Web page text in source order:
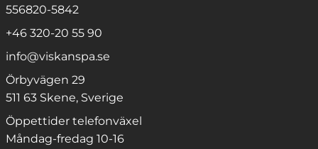
556820-5842
+46 320-20 55 90
info@viskanspa.se
Örbyvägen 29
511 63 Skene, Sverige
Öppettider telefonväxel
Måndag-fredag 10-16